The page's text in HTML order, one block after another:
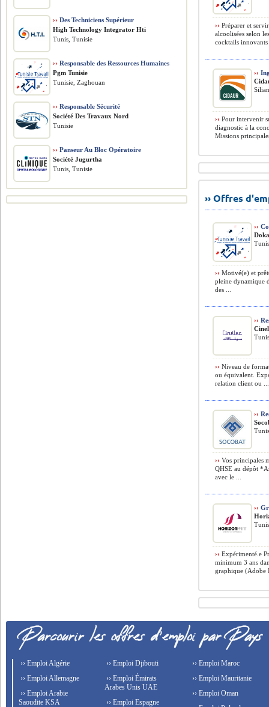
›› Préparer et
alcoolisées selon
cocktails
››
›› Pour intervenir
diagnostic à la
Missions
›› Offres
››
›› Motivé(e) et
pleine dynamique
des ...
››
›› Niveau de
ou équivalent.
relation client ou ...
››
›› Vos principales
QHSE au dépôt
avec le ...
››
›› Expérimenté.e
minimum 3 ans
graphique (Adobe
›› Des Techniciens Supérieur
High Technology Integrator Hti
Tunis, Tunisie
›› Responsable des Ressources Humaines
Pgm Tunisie
Tunisie, Zaghouan
›› Responsable Sécurité
Société Des Travaux Nord
Tunisie
›› Panseur Au Bloc Opératoire
Société Jugurtha
Tunis, Tunisie
›› Emploi Algérie
›› Emploi Allemagne
›› Emploi Arabie
Saoudite KSA
›› Emploi Djibouti
›› Emploi Émirats
Arabes Unis UAE
›› Emploi Espagne
›› Emploi Maroc
›› Emploi Mauritanie
›› Emploi Oman